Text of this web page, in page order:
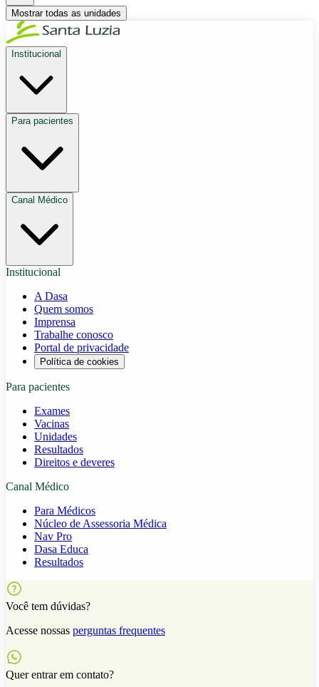
Mostrar todas as unidades
Institucional
Para pacientes
Canal Médico
Institucional
A Dasa
Quem somos
Imprensa
Trabalhe conosco
Portal de privacidade
Política de cookies
Para pacientes
Exames
Vacinas
Unidades
Resultados
Direitos e deveres
Canal Médico
Para Médicos
Núcleo de Assessoria Médica
Nav Pro
Dasa Educa
Resultados
Você tem dúvidas?
Acesse nossas perguntas frequentes
Quer entrar em contato?